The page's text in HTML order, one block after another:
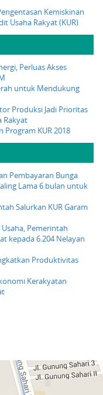
Kemiskinan
Usaha Rakyat (KUR)
Perluas Akses
untuk Mendukung
Produksi Jadi Prioritas
Rakyat
Program KUR 2018
Pembayaran Bunga
Lama 6 bulan untuk
Salurkan KUR Garam
Pemerintah
kepada 6.204 Nelayan
Produktivitas
Kerakyatan